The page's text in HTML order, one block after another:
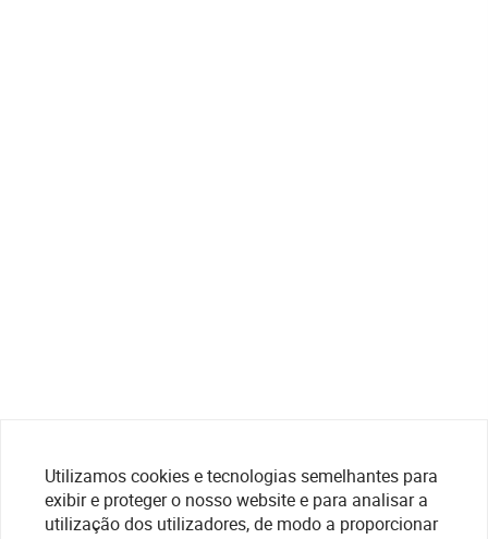
Utilizamos cookies e tecnologias semelhantes para
exibir e proteger o nosso website e para analisar a
utilização dos utilizadores, de modo a proporcionar